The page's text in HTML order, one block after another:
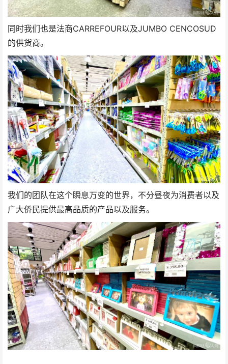
同时我们也是法商CARREFOUR以及JUMBO CENCOSUD
的供货商。
我们的团队在这个瞬息万变的世界，不分昼夜为消费者以及
广大侨民提供最高品质的产品以及服务。